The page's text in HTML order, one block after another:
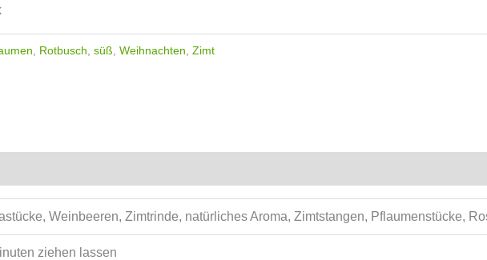
Rotbusch ,süß ,Weihnachten ,Zimt
Weinbeeren, Zimtrinde, natürliches Aroma, Zimtstangen, Pflaumenstücke,
ziehen lassen